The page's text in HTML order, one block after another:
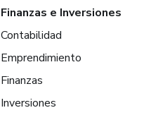
Finanzas e Inversiones
Contabilidad
Emprendimiento
Finanzas
Inversiones